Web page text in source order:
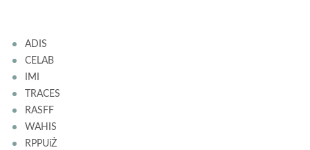
ADIS
CELAB
IMI
TRACES
RASFF
WAHIS
RPPUiŻ